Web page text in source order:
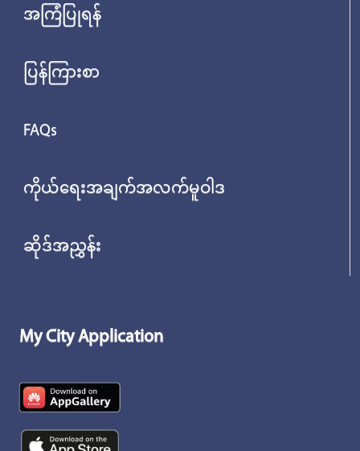
အကြံပြုရန်
ပြန်ကြားစာ
FAQs
ကိုယ်ရေးအချက်အလက်မူဝါဒ
ဆိုဒ်အညွှန်း
My City Application